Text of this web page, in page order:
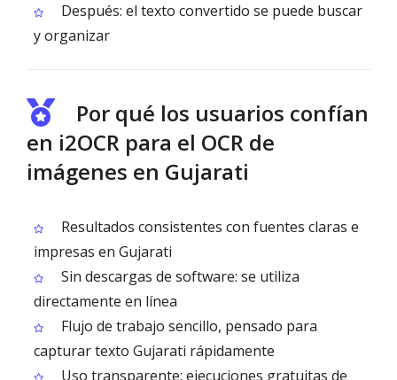
Después: el texto convertido se puede buscar
y organizar
Por qué los usuarios confían
en i2OCR para el OCR de
imágenes en Gujarati
Resultados consistentes con fuentes claras e
impresas en Gujarati
Sin descargas de software: se utiliza
directamente en línea
Flujo de trabajo sencillo, pensado para
capturar texto Gujarati rápidamente
Uso transparente: ejecuciones gratuitas de